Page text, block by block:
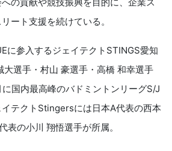
ート支援を続けている。
に参入するジェイテクトSTINGS愛知
大選手・村山 豪選手・高橋 和幸選手
国内最高峰のバドミントンリーグS/J
テクトStingersには日本A代表の西本
表の小川 翔悟選手が所属。